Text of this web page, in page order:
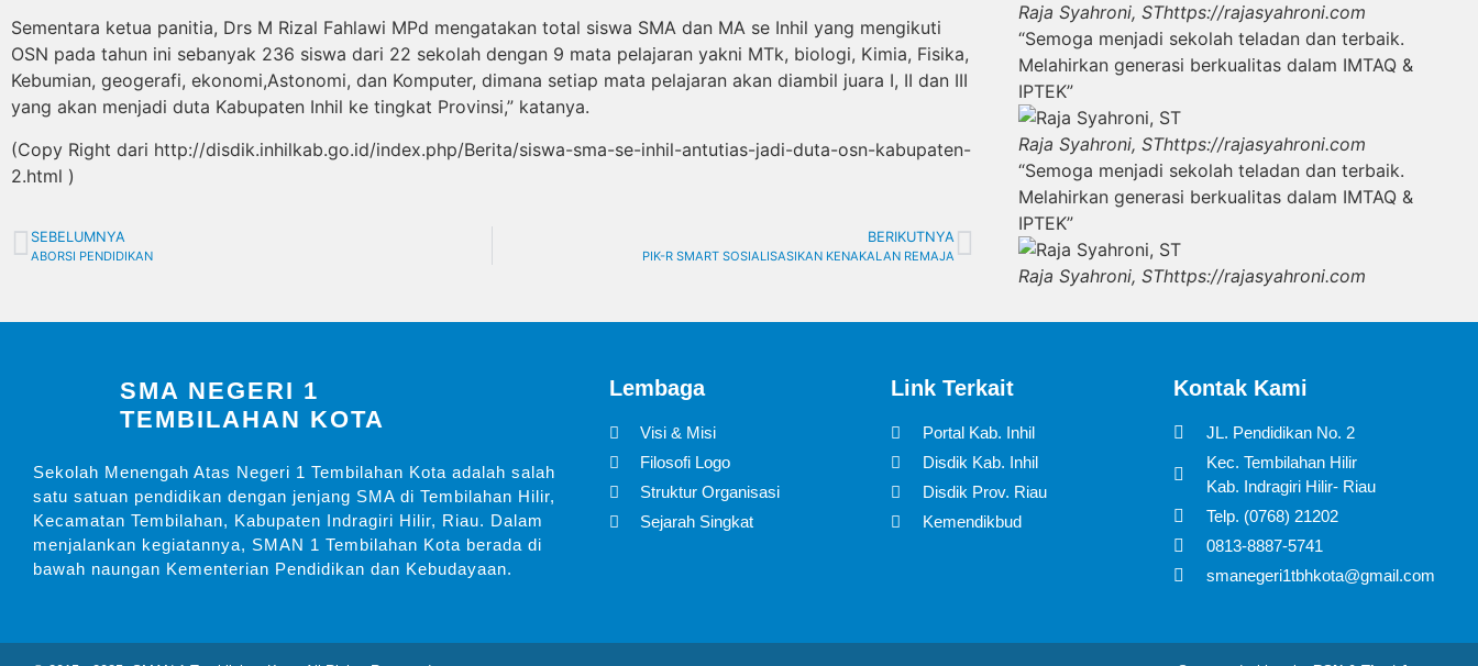
Sementara ketua panitia, Drs M Rizal Fahlawi MPd mengatakan total siswa SMA dan MA se Inhil yang mengikuti
OSN pada tahun ini sebanyak 236 siswa dari 22 sekolah dengan 9 mata pelajaran yakni MTk, biologi, Kimia, Fisika,
Kebumian, geogerafi, ekonomi,Astonomi, dan Komputer, dimana setiap mata pelajaran akan diambil juara I, II dan III
yang akan menjadi duta Kabupaten Inhil ke tingkat Provinsi,” katanya.
(Copy Right dari http://disdik.inhilkab.go.id/index.php/Berita/siswa-sma-se-inhil-antutias-jadi-duta-osn-kabupaten-
2.html )
SEBELUMNYA
ABORSI PENDIDIKAN
BERIKUTNYA
PIK-R SMART SOSIALISASIKAN KENAKALAN REMAJA
Raja Syahroni, SThttps://rajasyahroni.com
“Semoga menjadi sekolah teladan dan terbaik.
Melahirkan generasi berkualitas dalam IMTAQ &
IPTEK”
Raja Syahroni, SThttps://rajasyahroni.com
“Semoga menjadi sekolah teladan dan terbaik.
Melahirkan generasi berkualitas dalam IMTAQ &
IPTEK”
Raja Syahroni, SThttps://rajasyahroni.com
SMA NEGERI 1
TEMBILAHAN KOTA
Sekolah Menengah Atas Negeri 1 Tembilahan Kota adalah salah
satu satuan pendidikan dengan jenjang SMA di Tembilahan Hilir,
Kecamatan Tembilahan, Kabupaten Indragiri Hilir, Riau. Dalam
menjalankan kegiatannya, SMAN 1 Tembilahan Kota berada di
bawah naungan Kementerian Pendidikan dan Kebudayaan.
Lembaga
Visi & Misi
Filosofi Logo
Struktur Organisasi
Sejarah Singkat
Link Terkait
Portal Kab. Inhil
Disdik Kab. Inhil
Disdik Prov. Riau
Kemendikbud
Kontak Kami
JL. Pendidikan No. 2
Kec. Tembilahan Hilir
Kab. Indragiri Hilir- Riau
Telp. (0768) 21202
0813-8887-5741
smanegeri1tbhkota@gmail.com